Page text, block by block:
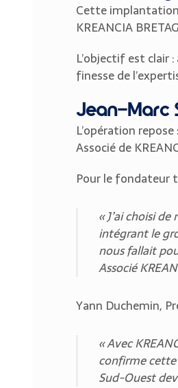
Cette implantation
KREANCIA
L’objectif est clair
finesse de
Jean-Marc
L’opération
Associé de
Pour le fondateur
« J’ai choisi
intégrant le
nous fallait
Associé
Yann Duchemin,
« Avec
confirme cette
Sud-Ouest